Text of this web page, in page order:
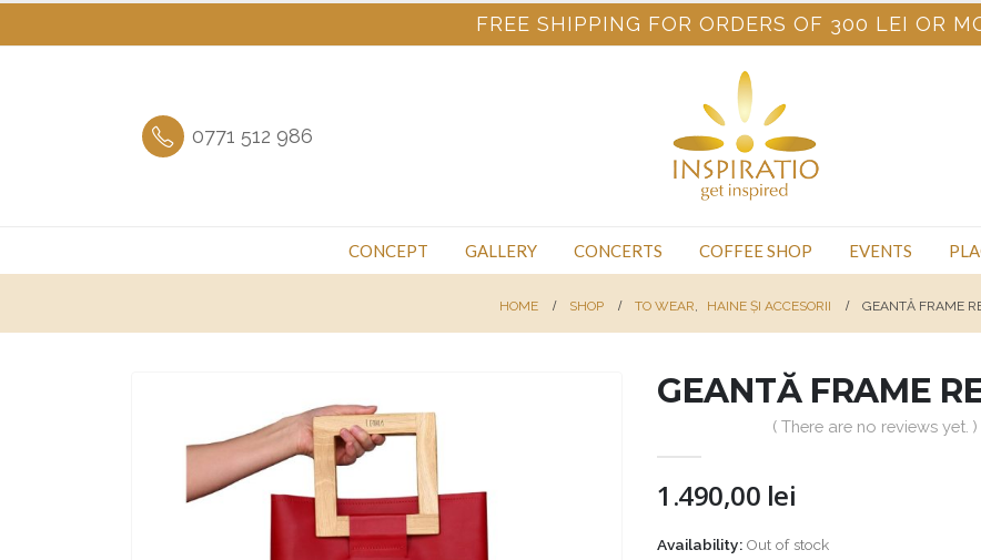
FREE SHIPPING FOR ORDERS OF 300 LEI OR
0771 512 986
CONCEPT GALLERY CONCERTS COFFEE SHOP EVENTS
HOME SHOP TO WEAR HAINE ȘI ACCESORII GEANTĂ FRAME
GEANTĂ FRAME
( There are no reviews yet. )
1.490,00 lei
Availability: Out of stock